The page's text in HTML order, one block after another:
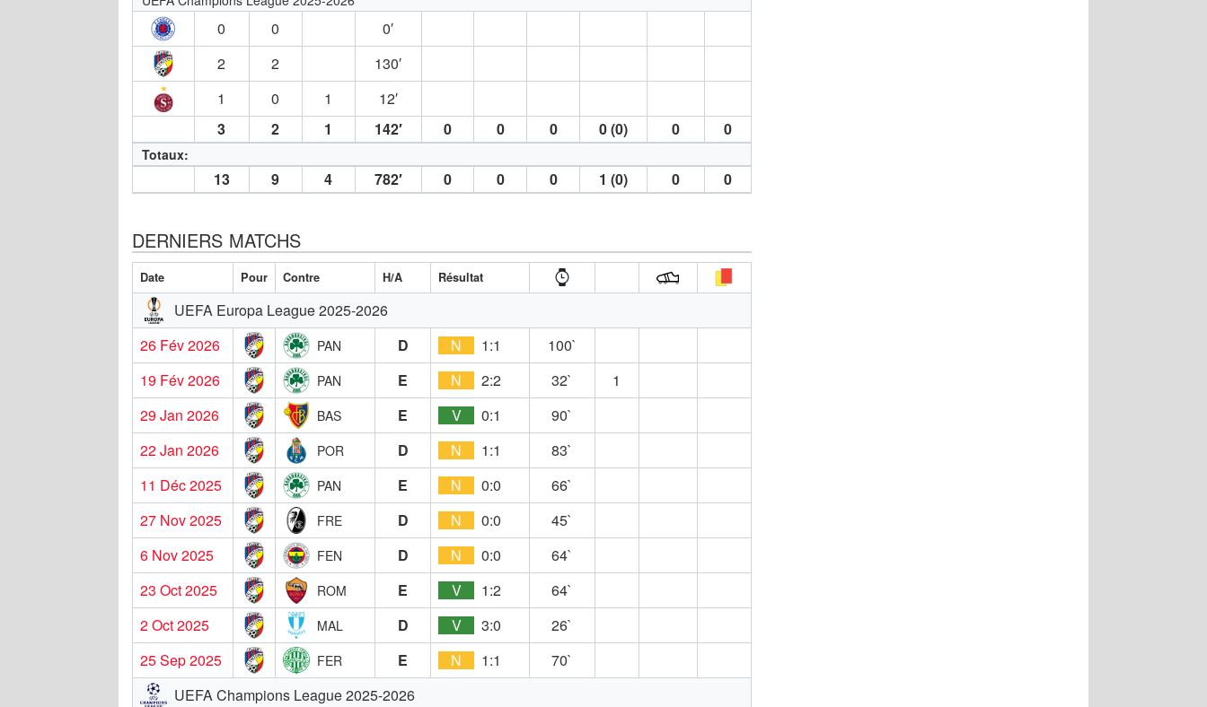
0 0
0′
2
2
130′
1
0 1
12′
3
2 1 142′ 0 0 0 0 (0) 0 0
Totaux:
13 9 4 782′ 0 0 0 1 (0) 0 0
DERNIERS MATCHS
Date Pour Contre H/A Résultat
UEFA Europa League 2025-2026
26 Fév 2026
PAN D N 1:1
100`
19 Fév 2026
PAN E N 2:2 32`
1
29 Jan 2026
BAS E V 0:1
90`
22 Jan 2026
POR D N 1:1
83`
11 Déc 2025
PAN E N 0:0
66`
27 Nov 2025
FRE D N 0:0
45`
6 Nov 2025
FEN D N 0:0
64`
23 Oct 2025
ROM E V 1:2
64`
2 Oct 2025
MAL D V 3:0
26`
25 Sep 2025
FER E N 1:1
70`
UEFA Champions League 2025-2026